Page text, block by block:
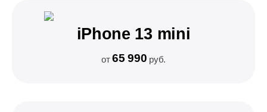
iPhone 13 mini
от65 990 руб.